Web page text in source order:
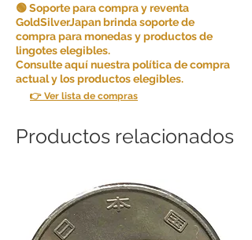
Sin embargo, en determinadas
circunstancias, podemos aceptar
devoluciones como excepción. Las
devoluciones son posibles si se
cumplen las siguientes condiciones:
Artículo incorrecto: si recibe un artículo
dentro de los [5 días] posteriores a la
recepción del artículo y le enviaremos
Si cancela alguna parte o partes de su
pedido consecutivamente, podremos
🟢 Soporte para compra y reventa
GoldSilverJapan brinda soporte de
compra para monedas y productos de
lingotes elegibles.
Consulte aquí nuestra política de compra
actual y los productos elegibles.
👉 Ver lista de compras
Productos relacionados